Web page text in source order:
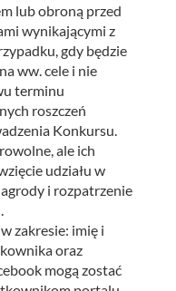
lub obroną przed
wynikającymi z
gdy będzie
ww. cele i nie
terminu
roszczeń
Konkursu.
ale ich
udziału w
i rozpatrzenie
zakresie: imię i
oraz
mogą zostać